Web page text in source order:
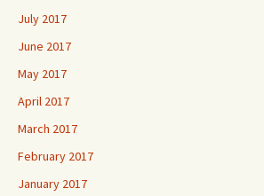
July 2017
June 2017
May 2017
April 2017
March 2017
February 2017
January 2017